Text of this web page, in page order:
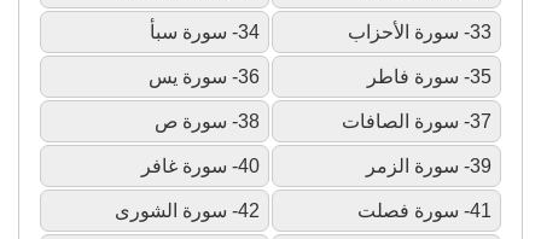
33- سورة الأحزاب 34- سورة سبأ
35- سورة فاطر 36- سورة يس
37- سورة الصافات 38- سورة ص
39- سورة الزمر 40- سورة غافر
41- سورة فصلت 42- سورة الشورى